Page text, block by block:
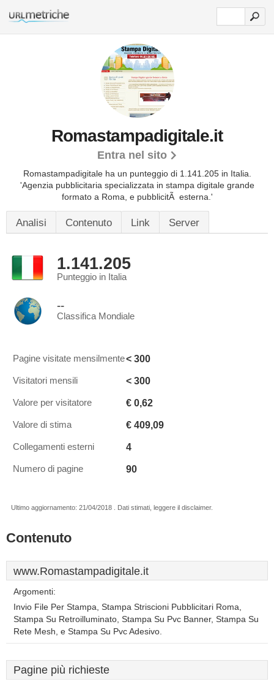
Romastampadigitale.it
Entra nel sito
Romastampadigitale ha un punteggio di 1.141.205 in Italia.
'Agenzia pubblicitaria specializzata in stampa digitale grande
formato a Roma, e pubblicitÃ esterna.'
Analisi Contenuto Link Server
1.141.205
Punteggio in Italia
--
Classifica Mondiale
Pagine visitate mensilmente< 300
Visitatori mensili < 300
Valore per visitatore € 0,62
Valore di stima € 409,09
Collegamenti esterni 4
Numero di pagine 90
Ultimo aggiornamento: 21/04/2018 . Dati stimati, leggere il disclaimer.
Contenuto
www.Romastampadigitale.it
Argomenti:
Invio File Per Stampa, Stampa Striscioni Pubblicitari Roma,
Stampa Su Retroilluminato, Stampa Su Pvc Banner, Stampa Su
Rete Mesh, e Stampa Su Pvc Adesivo.
Pagine più richieste